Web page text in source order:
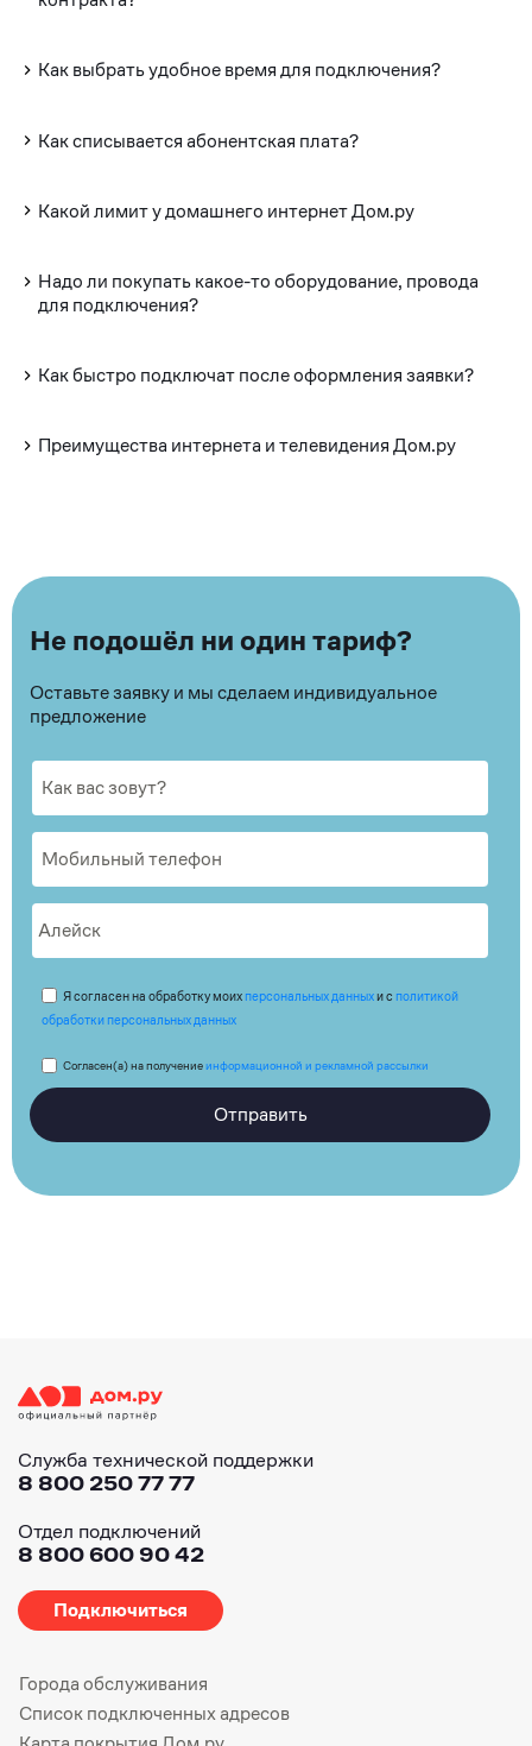
Как выбрать удобное время для подключения?
Как списывается абонентская плата?
Какой лимит у домашнего интернет Дом.ру
Надо ли покупать какое-то оборудование, провода
для подключения?
Как быстро подключат после оформления заявки?
Преимущества интернета и телевидения Дом.ру
Не подошёл ни один тариф?
Оставьте заявку и мы сделаем индивидуальное
предложение
Я согласен на обработку моих персональных данныхи с политикой
обработки персональных данных
Согласен(а) на получениеинформационной и рекламной рассылки
Отправить
Служба технической поддержки
8 800 250 77 77
Отдел подключений
8 800 600 90 42
Подключиться
Города обслуживания
Список подключенных адресов